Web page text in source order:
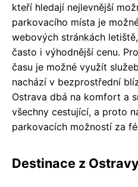
kteří hledají nejlevnější
parkovacího místa je
webových stránkách
často i výhodnější cenu.
času je možné využít
nachází v bezprostřední
Ostrava dbá na komfort a
všechny cestující, a proto
parkovacích možností za
Destinace z